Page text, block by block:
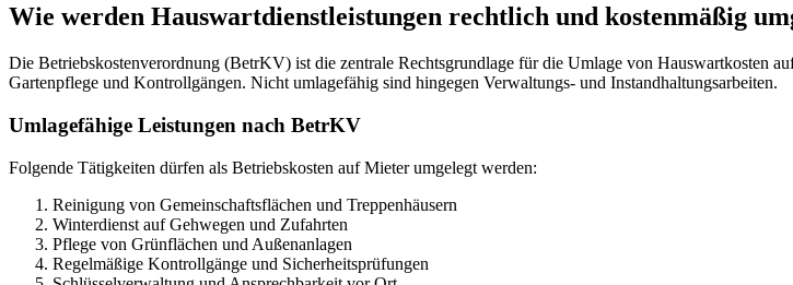
Wie werden Hauswartdienstleistungen rechtlich und kostenmäßig
Die Betriebskostenverordnung (BetrKV) ist die zentrale Rechtsgrundlage für die Umlage von Hauswartkosten
Gartenpflege und Kontrollgängen. Nicht umlagefähig sind hingegen Verwaltungs- und Instandhaltungsarbeiten.
Umlagefähige Leistungen nach BetrKV
Folgende Tätigkeiten dürfen als Betriebskosten auf Mieter umgelegt werden:
Reinigung von Gemeinschaftsflächen und Treppenhäusern
Winterdienst auf Gehwegen und Zufahrten
Pflege von Grünflächen und Außenanlagen
Regelmäßige Kontrollgänge und Sicherheitsprüfungen